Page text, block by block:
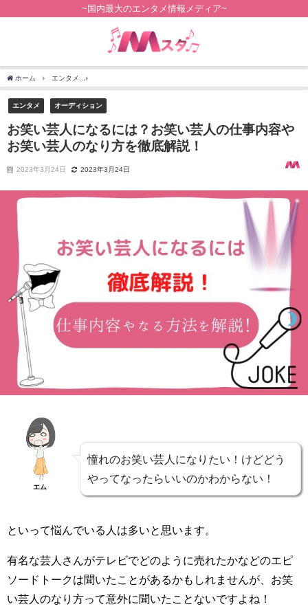
~国内最大のエンタメ情報メディア~
ホーム エンタメ
エンタメ オーディション
お笑い芸人になるには？お笑い芸人の仕事内容や
お笑い芸人のなり方を徹底解説！
2023年3月24日 2023年3月24日
エム
憧れのお笑い芸人になりたい！けどどう
やってなったらいいのかわからない！
といって悩んでいる人は多いと思います。
有名な芸人さんがテレビでどのように売れたかなどのエピ
ソードトークは聞いたことがあるかもしれませんが、お笑
い芸人のなり方って意外に聞いたことないですよね！